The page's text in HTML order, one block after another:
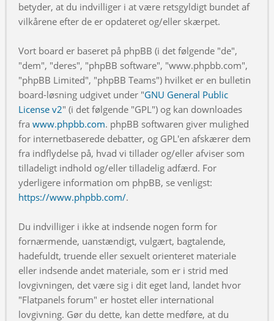
betyder, at du indvilliger i at være retsgyldigt bundet af
vilkårene efter de er opdateret og/eller skærpet.
Vort board er baseret på phpBB (i det følgende "de",
"dem", "deres", "phpBB software", "www.phpbb.com",
"phpBB Limited", "phpBB Teams") hvilket er en bulletin
board-løsning udgivet under "GNU General Public
License v2" (i det følgende "GPL") og kan downloades
fra www.phpbb.com. phpBB softwaren giver mulighed
for internetbaserede debatter, og GPL'en afskærer dem
fra indflydelse på, hvad vi tillader og/eller afviser som
tilladeligt indhold og/eller tilladelig adfærd. For
yderligere information om phpBB, se venligst:
https://www.phpbb.com/.
Du indvilliger i ikke at indsende nogen form for
fornærmende, uanstændigt, vulgært, bagtalende,
hadefuldt, truende eller sexuelt orienteret materiale
eller indsende andet materiale, som er i strid med
lovgivningen, det være sig i dit eget land, landet hvor
"Flatpanels forum" er hostet eller international
lovgivning. Gør du dette, kan dette medføre, at du